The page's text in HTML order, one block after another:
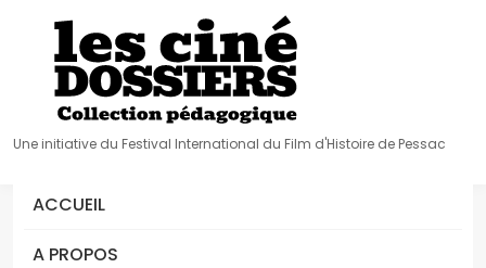
Une initiative du Festival International du Film d'Histoire de Pessac
ACCUEIL
A PROPOS